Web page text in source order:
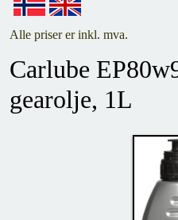
Alle priser er inkl. mva.
Carlube
gearolje, 1L